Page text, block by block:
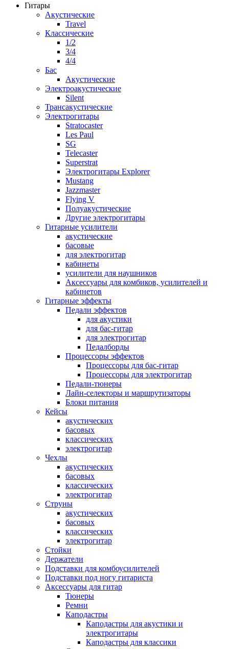
Гитары
Акустические
Travel
Классические
1/2
3/4
4/4
Бас
Акустические
Электроакустические
Silent
Трансакустические
Электрогитары
Stratocaster
Les Paul
SG
Telecaster
Superstrat
Электрогитары Explorer
Mustang
Jazzmaster
Flying V
Полуакустические
Другие электрогитары
Гитарные усилители
акустические
басовые
для электрогитар
кабинеты
усилители для наушников
Аксессуары для комбиков, усилителей и
кабинетов
Гитарные эффекты
Педали эффектов
для акустики
для бас-гитар
для электрогитар
Педалборды
Процессоры эффектов
Процессоры для бас-гитар
Процессоры для электрогитар
Педали-тюнеры
Лайн-селекторы и маршрутизаторы
Блоки питания
Кейсы
акустических
басовых
классических
электрогитар
Чехлы
акустических
басовых
классических
электрогитар
Струны
акустических
басовых
классических
электрогитар
Стойки
Держатели
Подставки для комбоусилителей
Подставки под ногу гитариста
Аксессуары для гитар
Тюнеры
Ремни
Каподастры
Каподастры для акустики и
электрогитары
Каподастры для классики